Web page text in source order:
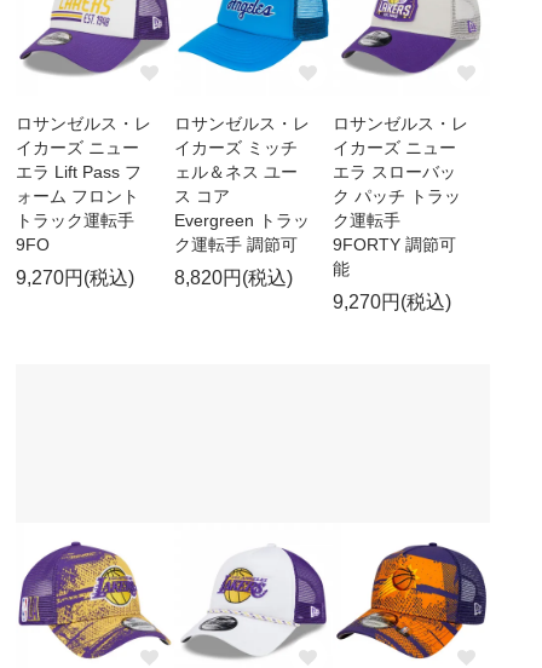
ロサンゼルス・レ
イカーズ ニュー
エラ Lift Pass フ
ォーム フロント
トラック運転手
9FO
9,270円(税込)
ロサンゼルス・レ
イカーズ ミッチ
ェル＆ネス ユー
ス コア
Evergreen トラッ
ク運転手 調節可
8,820円(税込)
ロサンゼルス・レ
イカーズ ニュー
エラ スローバッ
ク パッチ トラッ
ク運転手
9FORTY 調節可
能
9,270円(税込)